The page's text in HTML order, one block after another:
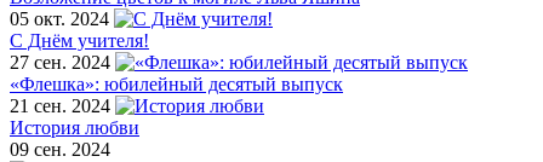
05 окт. 2024
С Днём учителя!
27 сен. 2024
«Флешка»: юбилейный десятый выпуск
21 сен. 2024
История любви
09 сен. 2024